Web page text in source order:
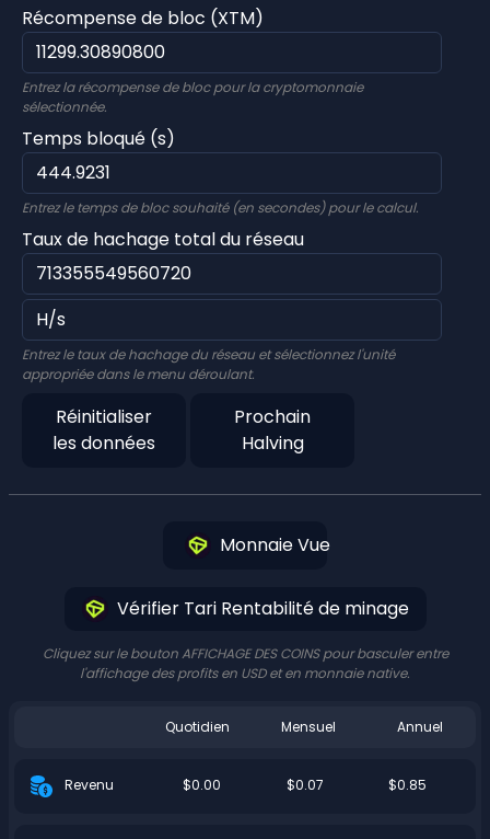
Récompense de bloc (XTM)
Entrez la récompense de bloc pour la cryptomonnaie
sélectionnée.
Temps bloqué (s)
Entrez le temps de bloc souhaité (en secondes) pour le calcul.
Taux de hachage total du réseau
Entrez le taux de hachage du réseau et sélectionnez l'unité
appropriée dans le menu déroulant.
Réinitialiser
les données
Prochain
Halving
Monnaie Vue
Vérifier Tari Rentabilité de minage
Cliquez sur le bouton AFFICHAGE DES COINS pour basculer entre
l'affichage des profits en USD et en monnaie native.
Quotidien Mensuel Annuel
Revenu $0.00 $0.07 $0.85